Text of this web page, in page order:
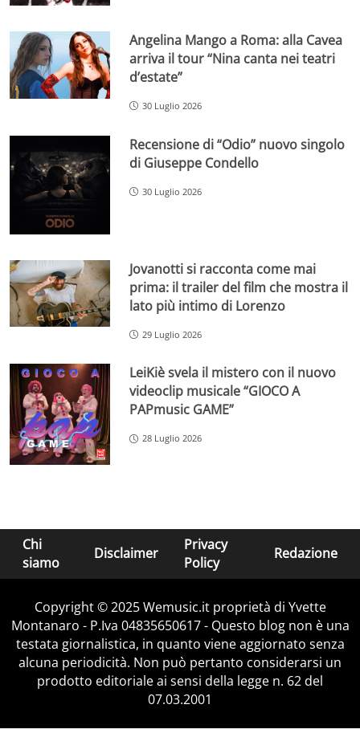
Angelina Mango a Roma: alla Cavea
arriva il tour “Nina canta nei teatri
d’estate”
30 Luglio 2026
Recensione di “Odio” nuovo singolo
di Giuseppe Condello
30 Luglio 2026
Jovanotti si racconta come mai
prima: il trailer del film che mostra il
lato più intimo di Lorenzo
29 Luglio 2026
LeiKiè svela il mistero con il nuovo
videoclip musicale “GIOCO A
PAPmusic GAME”
28 Luglio 2026
Chi
siamo
Disclaimer
Privacy
Policy
Redazione
Copyright © 2025 Wemusic.it proprietà di Yvette
Montanaro - P.Iva 04835650617 - Questo blog non è una
testata giornalistica, in quanto viene aggiornato senza
alcuna periodicità. Non può pertanto considerarsi un
prodotto editoriale ai sensi della legge n. 62 del
07.03.2001